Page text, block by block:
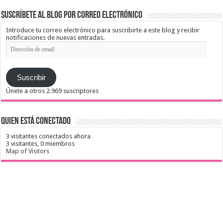
Suscríbete al blog por correo electrónico
Introduce tu correo electrónico para suscribirte a este blog y recibir
notificaciones de nuevas entradas.
Dirección
de
Suscribir
Únete a otros 2.969 suscriptores
Quien está conectado
3 visitantes conectados ahora
3 visitantes, 0 miembros
Map of Visitors